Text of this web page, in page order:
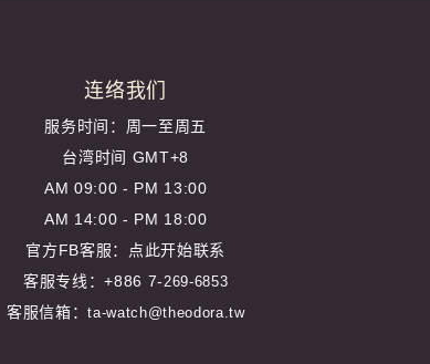
连络我们
服务时间：周一至周五
台湾时间 GMT+8
AM 09:00 - PM 13:00
AM 14:00 - PM 18:00
官方FB客服：
点此开始联系
客服专线：+886 7-269-6853
客服信箱：ta-watch@theodora.tw